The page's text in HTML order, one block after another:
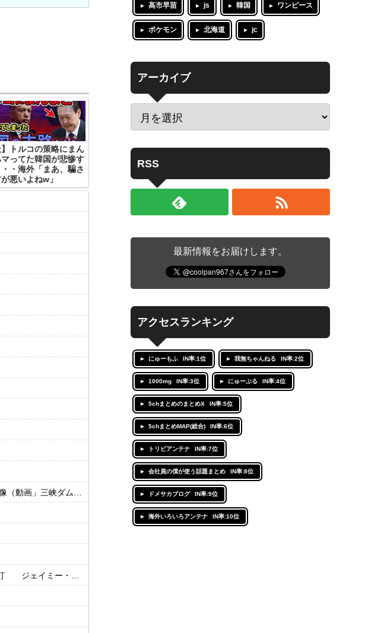
】トルコの策略にまん
マってた韓国が悲惨す
・海外「まあ、騙さ
悪いよねw」
「下流大水害（震え声」→
ク（29歳） 右投右打
高市早苗 js 韓国 ワンピース
ポケモン 北海道 jc
アーカイブ
RSS
最新情報をお届けします。
アクセスランキング
にゅーもふ IN率:1位 我無ちゃんねる IN率:2位
1000mg IN率:3位 にゅーぷる IN率:4位
5chまとめのまとめX IN率:5位
5chまとめMAP(総合) IN率:6位
トリビアンテナ IN率:7位
会社員の僕が使う話題まとめ IN率:8位
ドメサカブログ IN率:9位
海外いろいろアンテナ IN率:10位